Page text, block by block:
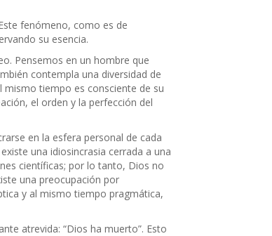
fenómeno, como es de
su esencia.
Pensemos en un hombre que
contempla una diversidad de
mismo tiempo es consciente de su
el orden y la perfección del
en la esfera personal de cada
una idiosincrasia cerrada a una
científicas; por lo tanto, Dios no
una preocupación por
y al mismo tiempo pragmática,
atrevida: “Dios ha muerto”. Esto